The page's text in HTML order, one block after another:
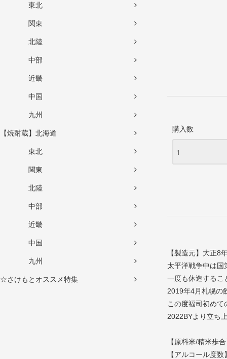
東北
関東
北陸
中部
近畿
中国
九州
【焼酎蔵】北海道
東北
関東
北陸
中部
近畿
中国
九州
☆さけもとオススメ特集
購入数
【製造元】大正8
太平洋戦争中は国
一度も休造するこ
2019年4月札幌の
この度福司初め
2022BYより立ち
【原料米/精米歩
【アルコール度数